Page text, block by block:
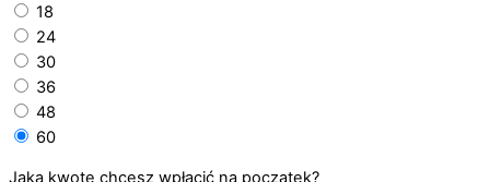
18
24
30
36
48
60
Jaką kwotę chcesz wpłacić na początek?